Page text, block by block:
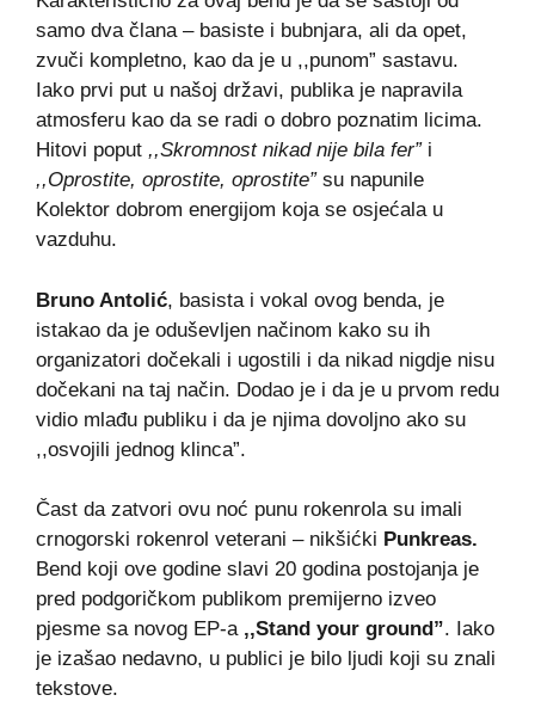
samo dva člana – basiste i bubnjara, ali da opet,
zvuči kompletno, kao da je u ,,punom” sastavu.
Iako prvi put u našoj državi, publika je napravila
atmosferu kao da se radi o dobro poznatim licima.
Hitovi poput ,,Skromnost nikad nije bila fer”i
,,Oprostite, oprostite, oprostite”su napunile
Kolektor dobrom energijom koja se osjećala u
vazduhu.
Bruno Antolić, basista i vokal ovog benda, je
istakao da je oduševljen načinom kako su ih
organizatori dočekali i ugostili i da nikad nigdje nisu
dočekani na taj način. Dodao je i da je u prvom redu
vidio mlađu publiku i da je njima dovoljno ako su
,,osvojili jednog klinca”.
Čast da zatvori ovu noć punu rokenrola su imali
crnogorski rokenrol veterani – nikšićki Punkreas.
Bend koji ove godine slavi 20 godina postojanja je
pred podgoričkom publikom premijerno izveo
pjesme sa novog EP-a ,,Stand your ground”. Iako
je izašao nedavno, u publici je bilo ljudi koji su znali
tekstove.